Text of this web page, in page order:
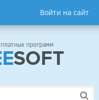
Войти на сайт